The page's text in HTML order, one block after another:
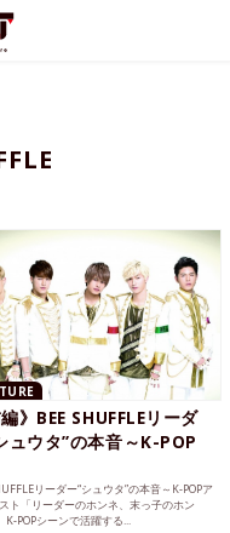
編》BEE SHUFFLEリーダ
ュウタ”の本音～K-POP
リーダー“シュウタ”の本音～K-POPア
ト「リーダーのホンネ、末っ子のホン
POPシーンで活躍する...